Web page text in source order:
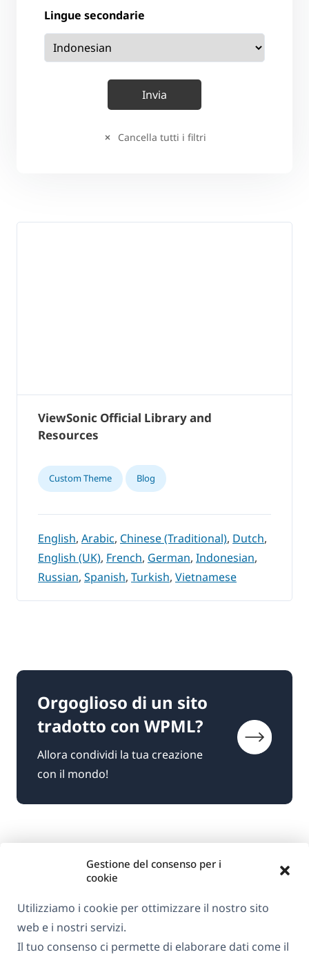
Gestione del consenso per i
cookie
Utilizziamo i cookie per ottimizzare il nostro sito
web e i nostri servizi.
Il tuo consenso ci permette di elaborare dati come il
Lingue secondarie
Cancella tutti i filtri
ViewSonic Official Library and
Resources
Custom Theme Blog
English, Arabic, Chinese (Traditional), Dutch,
English (UK), French, German, Indonesian,
Russian, Spanish, Turkish, Vietnamese
Orgoglioso di un sito
tradotto con WPML?
Allora condividi la tua creazione
con il mondo!